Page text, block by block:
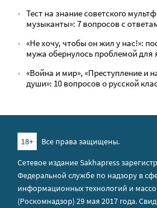
Тест на знание советского
музыканты»: 7 вопросов с
«Не хочу, чтобы он жил у нас!»:
мужа обернулось проблемой для
«Война и мир», «Преступление и
души»: 10 вопросов о русской
18+
Все права защищены.
Сетевое издание Sakhapress
Федеральной службе по надзору в
информационных технологий и
(Роскомнадзор) 29 мая 2017 года.